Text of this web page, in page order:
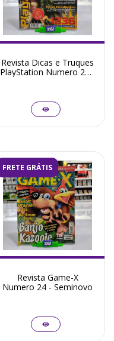
Revista Dicas e Truques
PlayStation Numero 28 -
FRETE GRÁTIS
Revista Game-X
Numero 24 - Seminovo